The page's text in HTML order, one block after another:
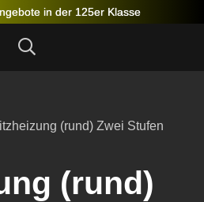
in der 125er Klasse
(rund) Zwei Stufen
(rund)